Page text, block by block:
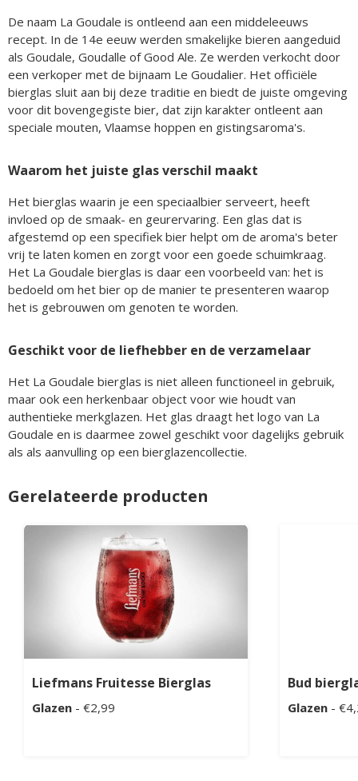
De naam La Goudale is ontleend aan een middeleeuws
recept. In de 14e eeuw werden smakelijke bieren aangeduid
als Goudale, Goudalle of Good Ale. Ze werden verkocht door
een verkoper met de bijnaam Le Goudalier. Het officiële
bierglas sluit aan bij deze traditie en biedt de juiste omgeving
voor dit bovengegiste bier, dat zijn karakter ontleent aan
speciale mouten, Vlaamse hoppen en gistingsaroma's.
Waarom het juiste glas verschil maakt
Het bierglas waarin je een speciaalbier serveert, heeft
invloed op de smaak- en geurervaring. Een glas dat is
afgestemd op een specifiek bier helpt om de aroma's beter
vrij te laten komen en zorgt voor een goede schuimkraag.
Het La Goudale bierglas is daar een voorbeeld van: het is
bedoeld om het bier op de manier te presenteren waarop
het is gebrouwen om genoten te worden.
Geschikt voor de liefhebber en de verzamelaar
Het La Goudale bierglas is niet alleen functioneel in gebruik,
maar ook een herkenbaar object voor wie houdt van
authentieke merkglazen. Het glas draagt het logo van La
Goudale en is daarmee zowel geschikt voor dagelijks gebruik
als als aanvulling op een bierglazencollectie.
Gerelateerde producten
Liefmans Fruitesse Bierglas
Glazen - €2,99
Bud
Glazen -